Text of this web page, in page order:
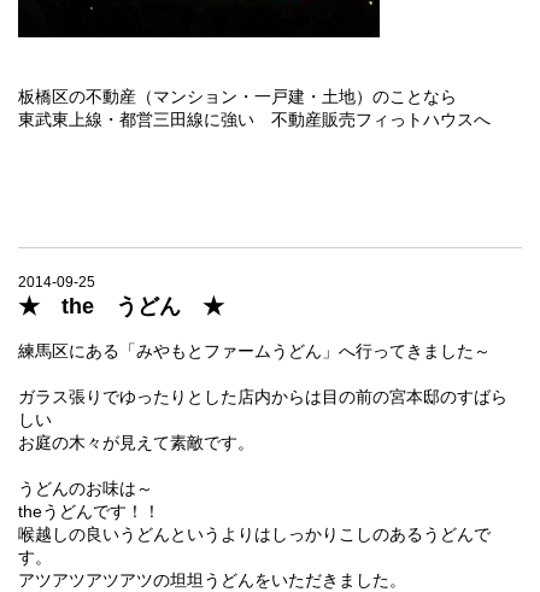
板橋区の不動産（マンション・一戸建・土地）のことなら
東武東上線・都営三田線に強い 不動産販売フィっトハウスへ
2014-09-25
★ the うどん ★
練馬区にある「みやもとファームうどん」へ行ってきました～
ガラス張りでゆったりとした店内からは目の前の宮本邸のすばら
しい
お庭の木々が見えて素敵です。
うどんのお味は～
theうどんです！！
喉越しの良いうどんというよりはしっかりこしのあるうどんで
す。
アツアツアツアツの坦坦うどんをいただきました。